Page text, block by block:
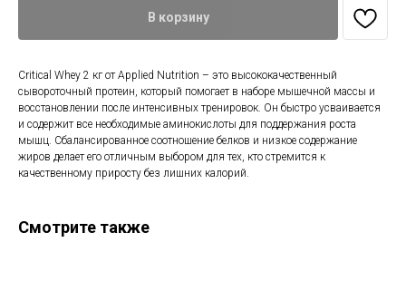
В корзину
Critical Whey 2 кг от Applied Nutrition – это высококачественный
сывороточный протеин, который помогает в наборе мышечной массы и
восстановлении после интенсивных тренировок. Он быстро усваивается
и содержит все необходимые аминокислоты для поддержания роста
мышц. Сбалансированное соотношение белков и низкое содержание
жиров делает его отличным выбором для тех, кто стремится к
качественному приросту без лишних калорий.
Смотрите также